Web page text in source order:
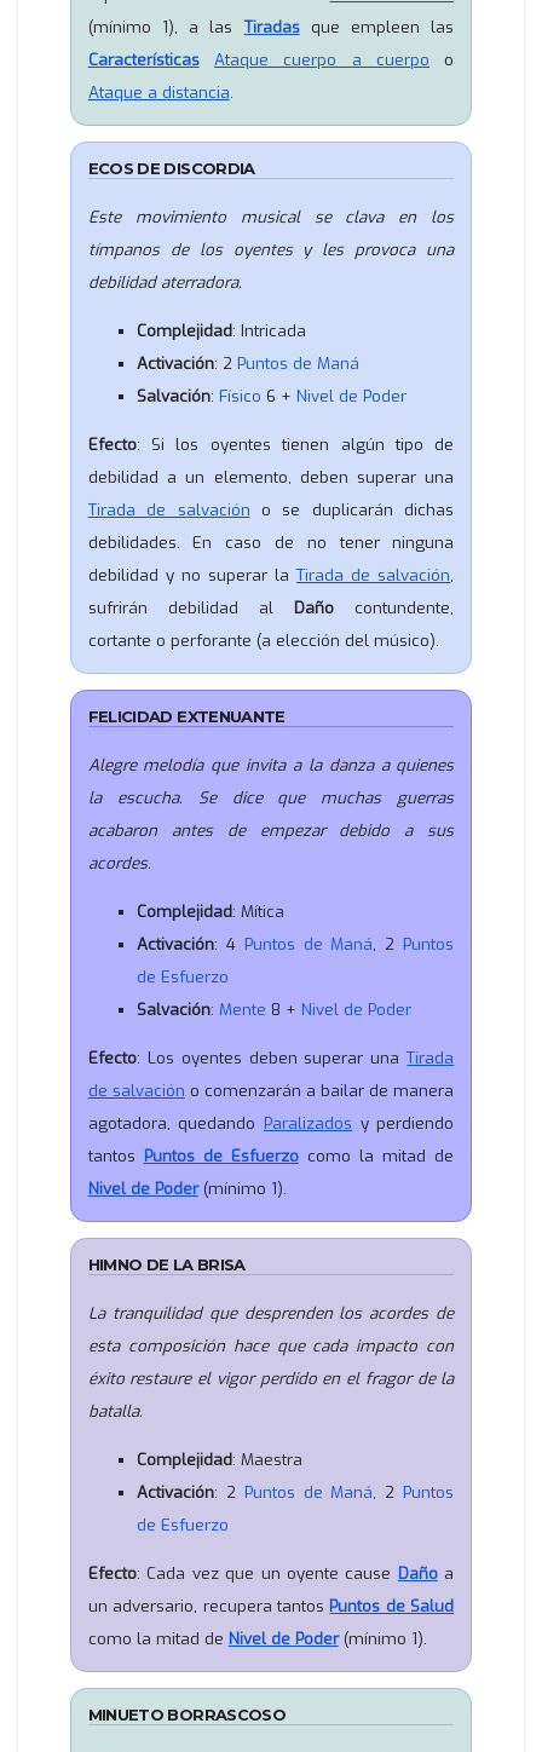
(mínimo 1), a las Tiradasque empleen las
Características
Ataque cuerpo a cuerpo o
Ataque a distancia.
ECOS DE DISCORDIA
Este movimiento musical se clava en los
tímpanos de los oyentes y les provoca una
debilidad aterradora.
Complejidad: Intricada
Activación: 2 Puntos de Maná
Salvación: Físico 6 + Nivel de Poder
Efecto: Si los oyentes tienen algún tipo de
debilidad a un elemento, deben superar una
Tirada de salvación o se duplicarán dichas
debilidades. En caso de no tener ninguna
debilidad y no superar laTirada de salvación,
sufrirán debilidad al Daño contundente,
cortante o perforante (a elección del músico).
FELICIDAD EXTENUANTE
Alegre melodía que invita a la danza a quienes
la escucha. Se dice que muchas guerras
acabaron antes de empezar debido a sus
acordes.
Complejidad: Mítica
Activación: 4 Puntos de Maná, 2 Puntos
de Esfuerzo
Salvación: Mente 8 + Nivel de Poder
Efecto: Los oyentes deben superar unaTirada
de salvación o comenzarán a bailar de manera
agotadora, quedando Paralizados y perdiendo
tantos Puntos de Esfuerzocomo la mitad de
Nivel de Poder(mínimo 1).
HIMNO DE LA BRISA
La tranquilidad que desprenden los acordes de
esta composición hace que cada impacto con
éxito restaure el vigor perdido en el fragor de la
batalla.
Complejidad: Maestra
Activación: 2 Puntos de Maná, 2 Puntos
de Esfuerzo
Efecto: Cada vez que un oyente cause Dañoa
un adversario, recupera tantos Puntos de Salud
como la mitad de Nivel de Poder(mínimo 1).
MINUETO BORRASCOSO